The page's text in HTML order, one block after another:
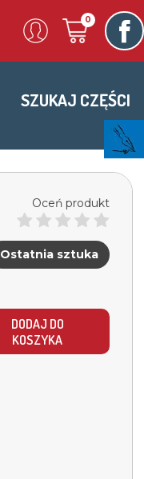
0
SZUKAJ CZĘŚCI
Oceń produkt
Ostatnia sztuka
DODAJ DO
KOSZYKA